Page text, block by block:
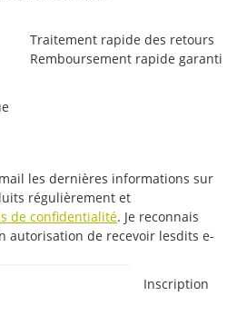
Traitement rapide des retours
Remboursement rapide garanti
les dernières informations sur
régulièrement et
de confidentialité. Je reconnais
autorisation de recevoir lesdits e-
Inscription